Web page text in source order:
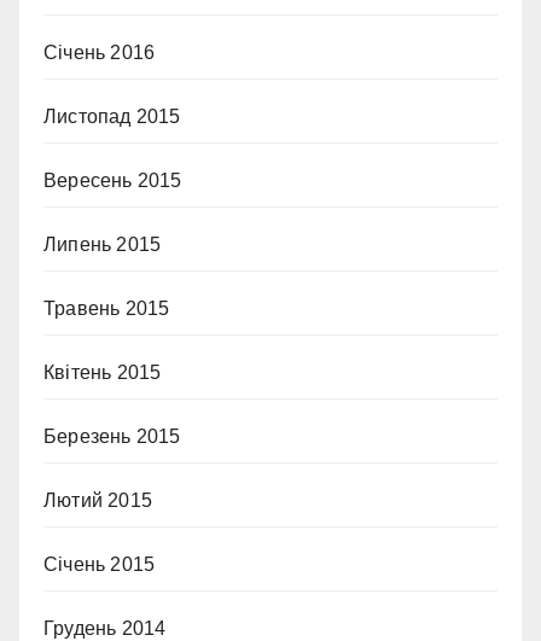
Січень 2016
Листопад 2015
Вересень 2015
Липень 2015
Травень 2015
Квітень 2015
Березень 2015
Лютий 2015
Січень 2015
Грудень 2014